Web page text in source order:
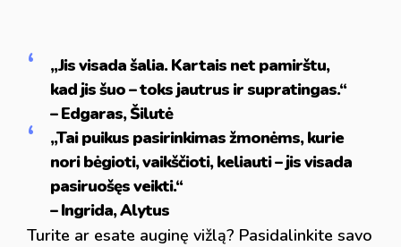
„Jis visada šalia. Kartais net pamirštu,
kad jis šuo – toks jautrus ir supratingas.“
– Edgaras, Šilutė
„Tai puikus pasirinkimas žmonėms, kurie
nori bėgioti, vaikščioti, keliauti – jis visada
pasiruošęs veikti.“
– Ingrida, Alytus
Turite ar esate auginę vižlą? Pasidalinkite savo